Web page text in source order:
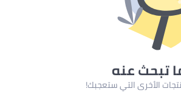
تبحث عنه
الأخرى التي ستعجبك!